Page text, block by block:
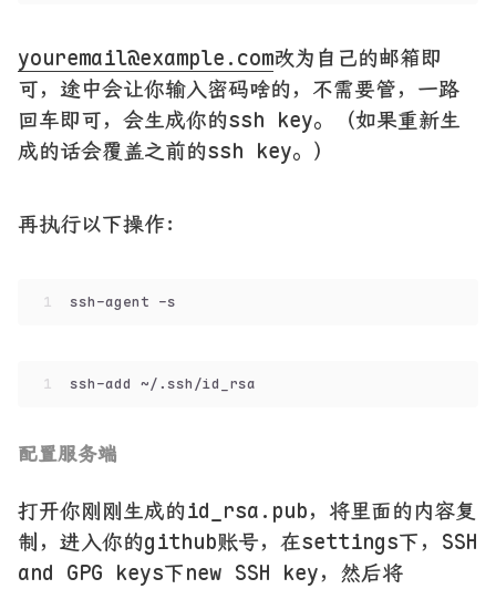
youremail@example.com改为自己的邮箱即
可，途中会让你输入密码啥的，不需要管，一路
回车即可，会生成你的ssh key。（如果重新生
成的话会覆盖之前的ssh key。）
再执行以下操作：
1 ssh-agent -s
1 ssh-add ~/.ssh/id_rsa
配置服务端
打开你刚刚生成的id_rsa.pub，将里面的内容复
制，进入你的github账号，在settings下，SSH
and GPG keys下new SSH key，然后将